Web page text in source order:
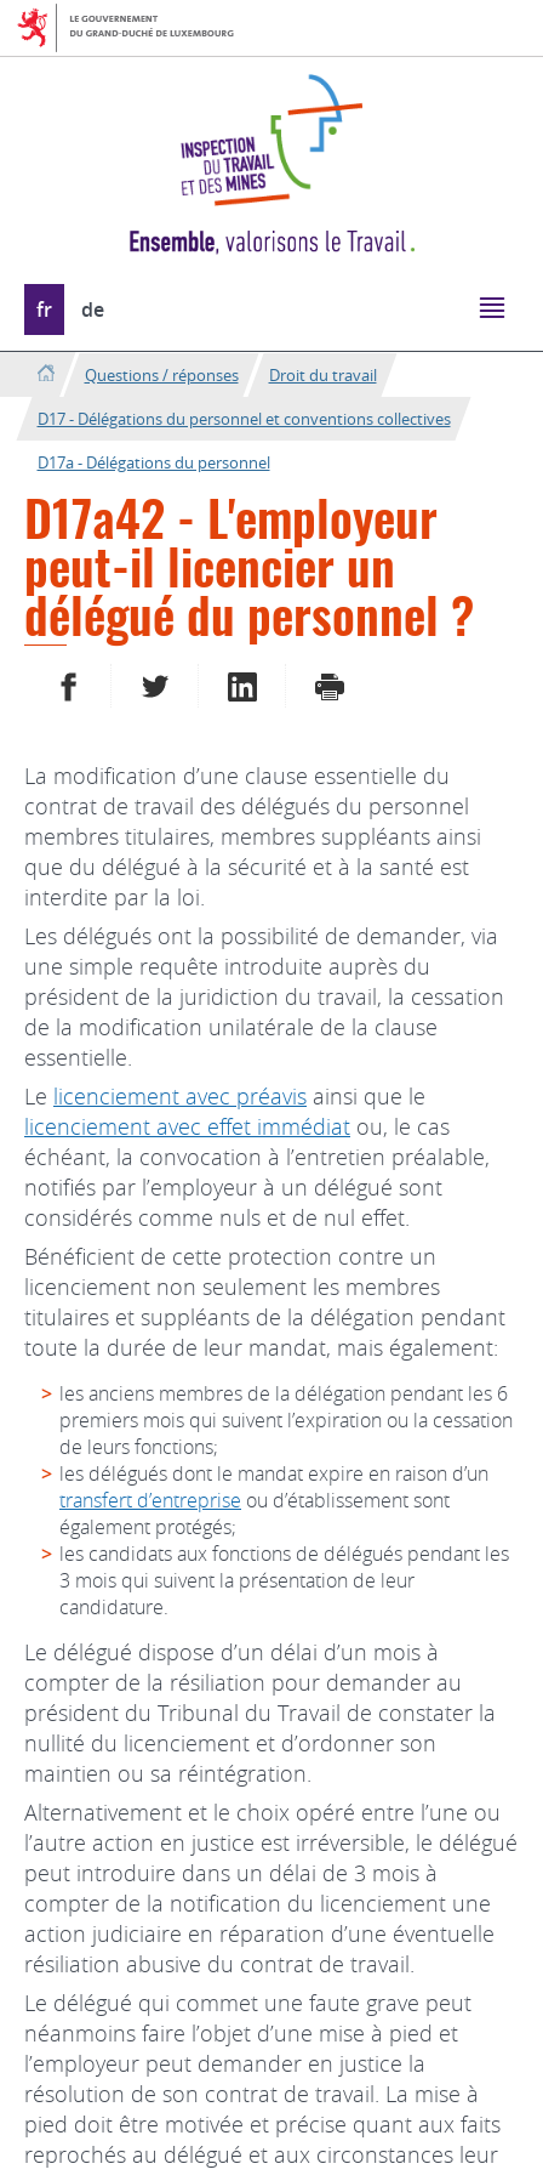
Aller
Aller
au
Changer
de
langue
fr de
Questions / réponses
Droit du travail
D17 - Délégations du personnel et conventions collectives
D17a - Délégations du personnel
D17a42 - L'employeur
peut-il licencier un
délégué du personnel ?
PARTAGER SUR FACEBOOK
PARTAGER SUR TWITTER
PARTAGER SUR LINKEDIN
IMPRIMER
La modification d’une clause essentielle du
contrat de travail des délégués du personnel
membres titulaires, membres suppléants ainsi
que du délégué à la sécurité et à la santé est
interdite par la loi.
Les délégués ont la possibilité de demander, via
une simple requête introduite auprès du
président de la juridiction du travail, la cessation
de la modification unilatérale de la clause
essentielle.
Le licenciement avec préavis ainsi que le
licenciement avec effet immédiat ou, le cas
échéant, la convocation à l’entretien préalable,
notifiés par l’employeur à un délégué sont
considérés comme nuls et de nul effet.
Bénéficient de cette protection contre un
licenciement non seulement les membres
titulaires et suppléants de la délégation pendant
toute la durée de leur mandat, mais également:
les anciens membres de la délégation pendant les 6
premiers mois qui suivent l’expiration ou la cessation
de leurs fonctions;
les délégués dont le mandat expire en raison d’un
transfert d’entreprise ou d’établissement sont
également protégés;
les candidats aux fonctions de délégués pendant les
3 mois qui suivent la présentation de leur
candidature.
Le délégué dispose d’un délai d’un mois à
compter de la résiliation pour demander au
président du Tribunal du Travail de constater la
nullité du licenciement et d’ordonner son
maintien ou sa réintégration.
Alternativement et le choix opéré entre l’une ou
l’autre action en justice est irréversible, le délégué
peut introduire dans un délai de 3 mois à
compter de la notification du licenciement une
action judiciaire en réparation d’une éventuelle
résiliation abusive du contrat de travail.
Le délégué qui commet une faute grave peut
néanmoins faire l’objet d’une mise à pied et
l’employeur peut demander en justice la
résolution de son contrat de travail. La mise à
pied doit être motivée et précise quant aux faits
reprochés au délégué et aux circonstances leur